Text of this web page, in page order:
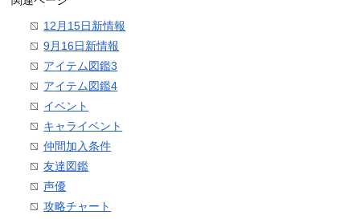
12月15日新情報
9月16日新情報
アイテム図鑑3
アイテム図鑑4
イベント
キャライベント
仲間加入条件
友達図鑑
声優
攻略チャート